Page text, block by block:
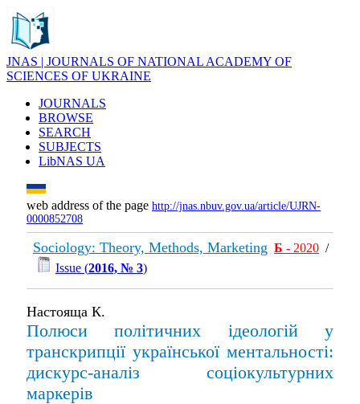
JNAS | JOURNALS OF NATIONAL ACADEMY OF
SCIENCES OF UKRAINE
JOURNALS
BROWSE
SEARCH
SUBJECTS
LibNAS UA
web address of the page http://jnas.nbuv.gov.ua/article/UJRN-
0000852708
Sociology: Theory, Methods, Marketing Б - 2020 /
Issue (2016, № 3)
Настояща К.
Полюси політичних ідеологій у
транскрипції української ментальності:
дискурс-аналіз соціокультурних
маркерів